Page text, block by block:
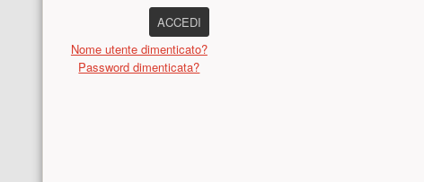
ACCEDI
Nome utente dimenticato?
Password dimenticata?